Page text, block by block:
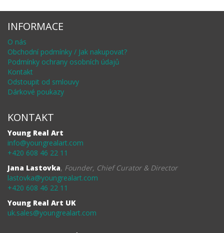
INFORMACE
O nás
Obchodní podmínky / Jak nakupovat?
Podmínky ochrany osobních údajů
Kontakt
Odstoupit od smlouvy
Dárkové poukazy
KONTAKT
Young Real Art
info@youngrealart.com
+420 608 46 22 11
Jana Lastovka, Founder, Chief Curator & Director
lastovka@youngrealart.com
+420 608 46 22 11
Young Real Art UK
uk.sales@youngrealart.com